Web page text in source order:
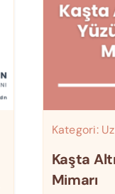
Kategori:
Kaşta
Mimarı